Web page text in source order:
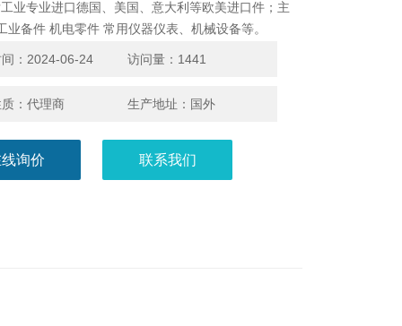
业专业进口德国、美国、意大利等欧美进口件；主
业备件 机电零件 常用仪器仪表、机械设备等。
：2024-06-24 访问量：1441
：代理商 生产地址：国外
询价 联系我们